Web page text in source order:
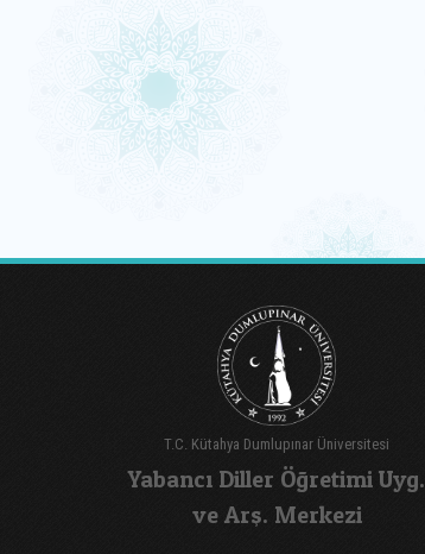
T.C. Kütahya Dumlupınar Üniversitesi
Yabancı Diller Öğretimi Uyg.
ve Arş. Merkezi